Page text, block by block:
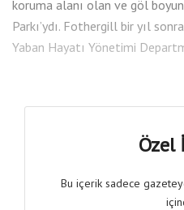
koruma alanı olan ve göl
Parkı’ydı. Fothergill bir yıl
Yaban Hayatı Yönetimi
Özel
Bu içerik sadece